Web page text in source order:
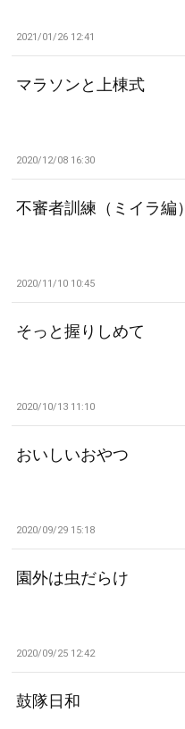
2021/01/26 12:41
マラソンと上棟式
2020/12/08 16:30
不審者訓練（ミイラ編）
2020/11/10 10:45
そっと握りしめて
2020/10/13 11:10
おいしいおやつ
2020/09/29 15:18
園外は虫だらけ
2020/09/25 12:42
鼓隊日和